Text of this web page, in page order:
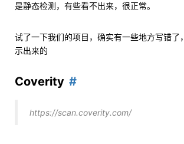
是静态检测，有些看不出来，很正常。
试了一下我们的项目，确实有一些地方写错了
示出来的
Coverity
https://scan.coverity.com/